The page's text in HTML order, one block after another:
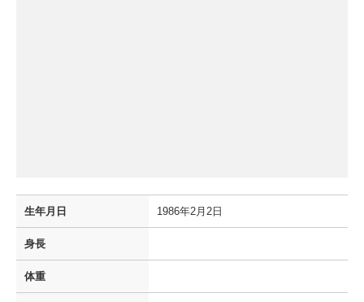
生年月日 1986年2月2日
身長
体重